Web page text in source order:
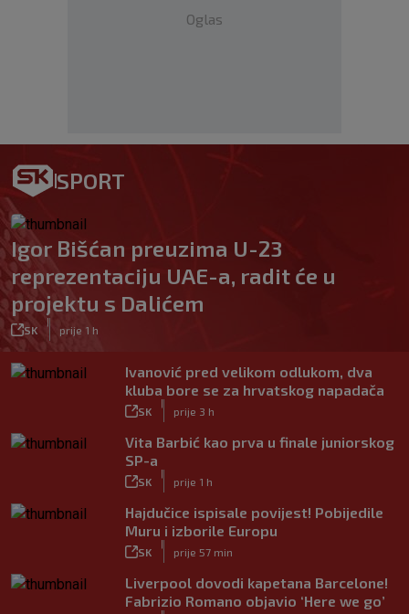
Oglas
SPORT
Igor Bišćan preuzima U-23
reprezentaciju UAE-a, radit će u
projektu s Dalićem
SK prije 1 h
Ivanović pred velikom odlukom, dva
kluba bore se za hrvatskog napadača
SK prije 3 h
Vita Barbić kao prva u finale juniorskog
SP-a
SK prije 1 h
Hajdučice ispisale povijest! Pobijedile
Muru i izborile Europu
SK prije 57 min
Liverpool dovodi kapetana Barcelone!
Fabrizio Romano objavio ‘Here we go’